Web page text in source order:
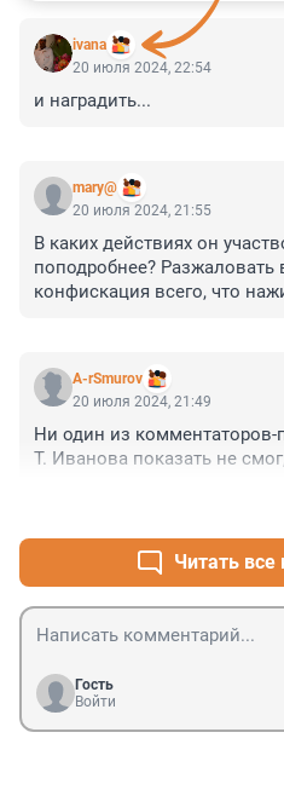
ivana
20 июля 2024, 22:54
и наградить...
mary@
20 июля 2024, 21:55
В каких действиях он
поподробнее? Разжаловать
конфискация всего, что
A-rSmurov
20 июля 2024, 21:49
Ни один из
Т. Иванова показать не
Читать
Гость
Войти